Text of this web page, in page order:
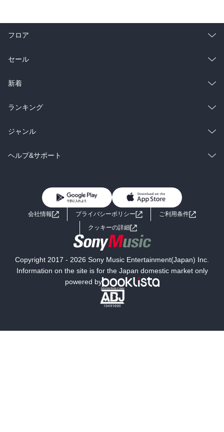
フロア
総合
ラノベ
雑誌・グラビア
BL・TL
セール
総合
ラノベ
雑誌・グラビア
BL・TL
新着
総合
ラノベ
雑誌・グラビア
ランキング
総合
ラノベ
ジャンル
コミック
ライトノベル 男子向けラノベ
小説
海外小説
ミステリー SF
文学
ヘルプ&サポート
よくあるご質問 お問い合わせ
会社情報 プライバシーポリシー
ご利用条件
クッキーの詳細
Copyright 2017 - 2026 Sony Music Entertainment(Japan) Inc.
Information on the site is for the Japan domestic market only
powered by